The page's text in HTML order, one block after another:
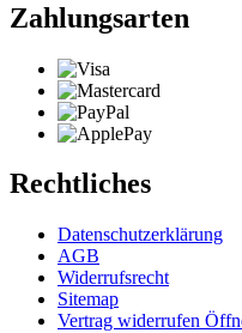
Zahlungsarten
Rechtliches
Datenschutzerklärung
AGB
Widerrufsrecht
Sitemap
Vertrag widerrufen